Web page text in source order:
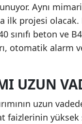
Aynı
ilk projesi olacak.
sınıfı beton ve
otomatik alarm
UZUN
uzun
faizlerinin